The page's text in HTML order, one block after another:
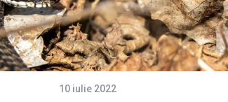
10 iulie 2022